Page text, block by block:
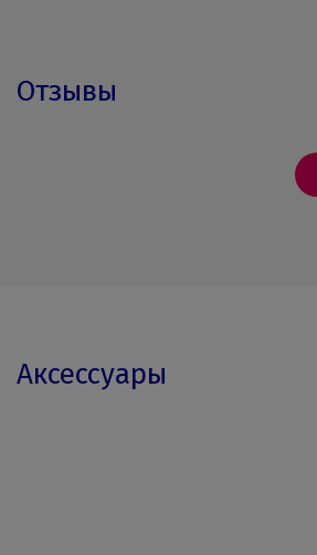
Отзывы
Аксессуары